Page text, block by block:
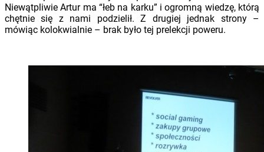
Niewątpliwie Artur ma “łeb na karku” i ogromną wiedzę, którą
chętnie się z nami podzielił. Z drugiej jednak strony –
mówiąc kolokwialnie – brak było tej prelekcji poweru.